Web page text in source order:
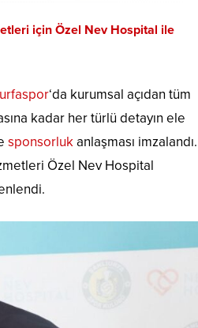
için Özel Nev Hospital ile
‘da kurumsal açıdan tüm
kadar her türlü detayın ele
sponsorlukanlaşması imzalandı.
Özel Nev Hospital